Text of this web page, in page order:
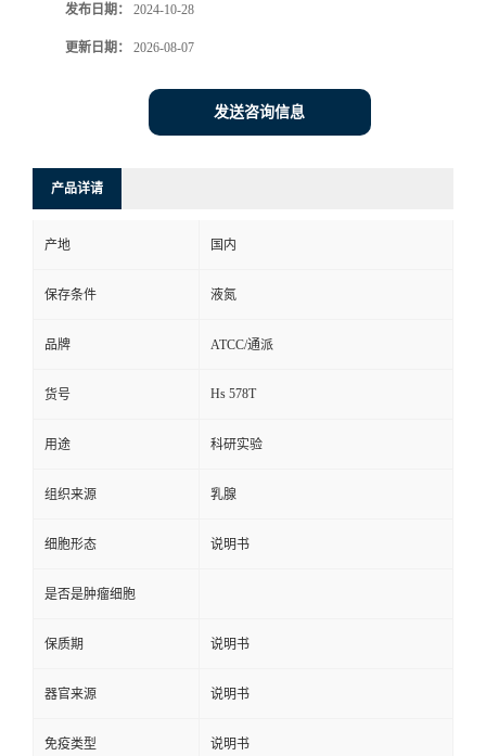
发布日期： 2024-10-28
更新日期： 2026-08-07
发送咨询信息
产品详请
产地 国内
保存条件 液氮
品牌 ATCC/通派
货号 Hs 578T
用途 科研实验
组织来源 乳腺
细胞形态 说明书
是否是肿瘤细胞
保质期 说明书
器官来源 说明书
免疫类型 说明书